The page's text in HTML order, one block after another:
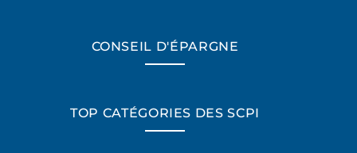
CONSEIL D'ÉPARGNE
TOP CATÉGORIES DES SCPI